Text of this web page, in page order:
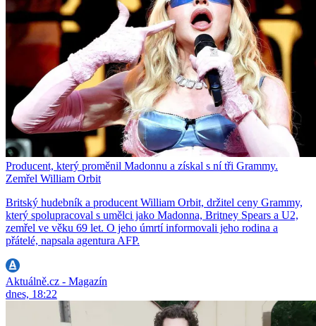
Producent, který proměnil Madonnu a získal s ní tři Grammy.
Zemřel William Orbit
Britský hudebník a producent William Orbit, držitel ceny Grammy,
který spolupracoval s umělci jako Madonna, Britney Spears a U2,
zemřel ve věku 69 let. O jeho úmrtí informovali jeho rodina a
přátelé, napsala agentura AFP.
Aktuálně.cz - Magazín
dnes, 18:22